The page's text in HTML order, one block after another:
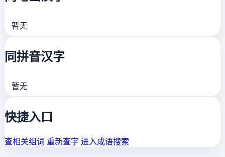
暂无
同拼音汉字
暂无
快捷入口
查相关组词 重新查字 进入成语搜索